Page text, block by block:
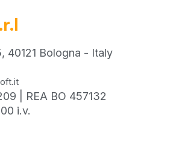
40121 Bologna - Italy
| REA BO 457132
i.v.